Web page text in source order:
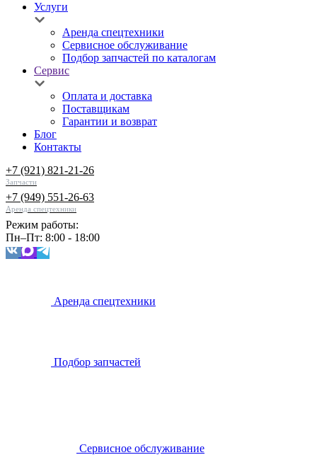
Услуги
Аренда спецтехники
Сервисное обслуживание
Подбор запчастей по каталогам
Сервис
Оплата и доставка
Поставщикам
Гарантии и возврат
Блог
Контакты
+7 (921) 821-21-26
Запчасти
+7 (949) 551-26-63
Аренда спецтехники
Режим работы:
Пн–Пт: 8:00 - 18:00
Аренда спецтехники
Подбор запчастей
Сервисное обслуживание